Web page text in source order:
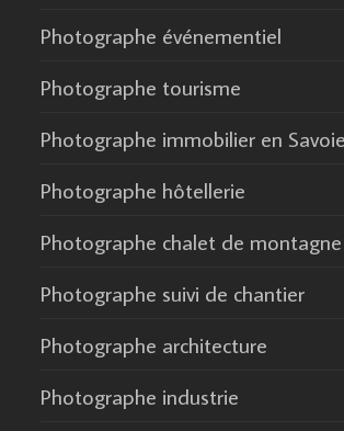
Photographe événementiel
Photographe tourisme
Photographe immobilier en Savoie
Photographe hôtellerie
Photographe chalet de montagne
Photographe suivi de chantier
Photographe architecture
Photographe industrie